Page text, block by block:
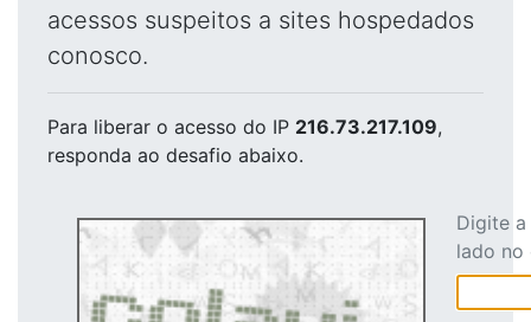
acessos suspeitos a sites hospedados
conosco.
Para liberar o acesso do IP 216.73.217.109,
responda ao desafio abaixo.
Digite
lado no